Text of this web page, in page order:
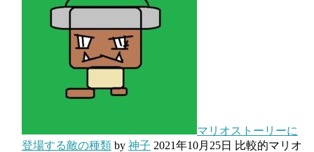
マリオストーリーに
登場する敵の種類 by 神子 2021年10月25日 比較的マリオ